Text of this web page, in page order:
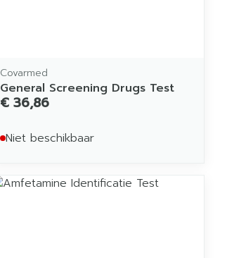
Covarmed
General Screening Drugs Test
€ 36,86
Niet beschikbaar